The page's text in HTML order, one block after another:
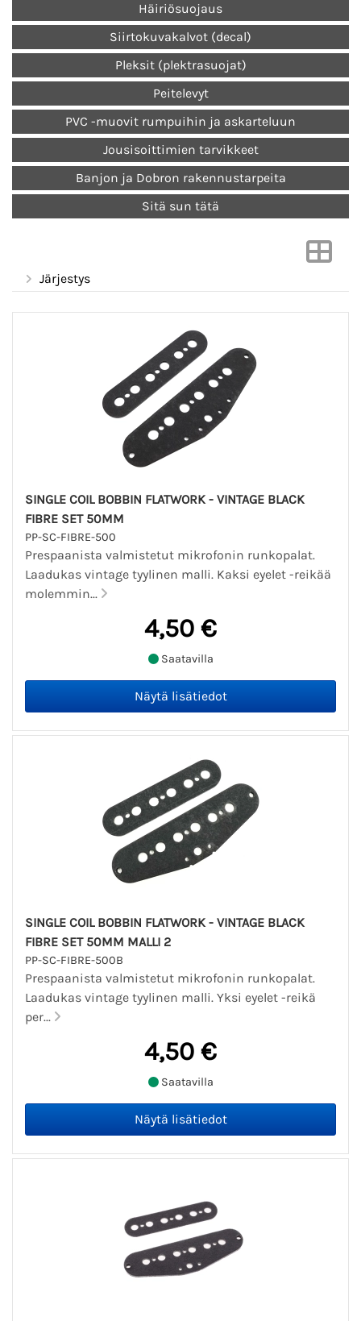
Häiriösuojaus
Siirtokuvakalvot (decal)
Pleksit (plektrasuojat)
Peitelevyt
PVC -muovit rumpuihin ja askarteluun
Jousisoittimien tarvikkeet
Banjon ja Dobron rakennustarpeita
Sitä sun tätä
Järjestys
SINGLE COIL BOBBIN FLATWORK - VINTAGE BLACK
FIBRE SET 50MM
PP-SC-FIBRE-500
Prespaanista valmistetut mikrofonin runkopalat.
Laadukas vintage tyylinen malli. Kaksi eyelet -reikää
molemmin...
4,50 €
Saatavilla
SINGLE COIL BOBBIN FLATWORK - VINTAGE BLACK
FIBRE SET 50MM MALLI 2
PP-SC-FIBRE-500B
Prespaanista valmistetut mikrofonin runkopalat.
Laadukas vintage tyylinen malli. Yksi eyelet -reikä
per...
4,50 €
Saatavilla